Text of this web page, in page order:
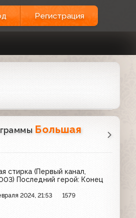
Регистрация
Большая
стирка (Первый канал,
Последний герой: Конец
2024, 21:53 1579